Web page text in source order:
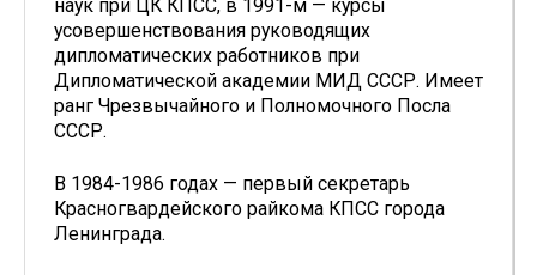
наук при ЦК КПСС, в 1991-м — курсы
усовершенствования руководящих
дипломатических работников при
Дипломатической академии МИД СССР. Имеет
ранг Чрезвычайного и Полномочного Посла
СССР.
В 1984-1986 годах — первый секретарь
Красногвардейского райкома КПСС города
Ленинграда.